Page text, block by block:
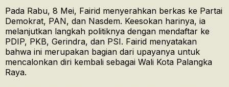
Pada Rabu, 8 Mei, Fairid menyerahkan berkas ke Partai
Demokrat, PAN, dan Nasdem. Keesokan harinya, ia
melanjutkan langkah politiknya dengan mendaftar ke
PDIP, PKB, Gerindra, dan PSI. Fairid menyatakan
bahwa ini merupakan bagian dari upayanya untuk
mencalonkan diri kembali sebagai Wali Kota Palangka
Raya.